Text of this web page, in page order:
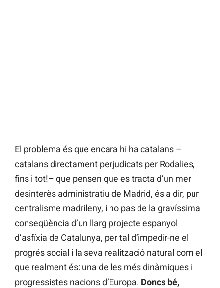
El problema és que encara hi ha catalans –
catalans directament perjudicats per Rodalies,
fins i tot!– que pensen que es tracta d’un mer
desinterès administratiu de Madrid, és a dir, pur
centralisme madrileny, i no pas de la gravíssima
conseqüència d’un llarg projecte espanyol
d’asfíxia de Catalunya, per tal d’impedir-ne el
progrés social i la seva realització natural com el
que realment és: una de les més dinàmiques i
progressistes nacions d’Europa. Doncs bé,